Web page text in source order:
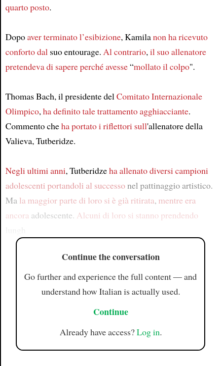
quarto posto.
Dopoaver terminatol’esibizione, Kamilanon ha ricevuto
conforto dalsuo entourage. Al contrario,il suo allenatore
pretendeva di sapereperché avesse“mollato il colpo".
Thomas Bach, il presidente delComitato Internazionale
Olimpico,ha definitotale trattamentoagghiacciante.
Commento cheha portato i riflettori sull'allenatore della
Valieva, Tutberidze.
Negli ultimi anni, Tutberidzeha allenatodiversi campioni
adolescenti portandoli al successonel pattinaggio artistico.
Ma la maggior parte di loro si è già ritirata, mentre era
ancora adolescente. Alcuni di loro si stanno prendendo
Continue the conversation
Go further and experience the full content — and
understand how Italian is actually used.
Continue
Already have access?Log in.